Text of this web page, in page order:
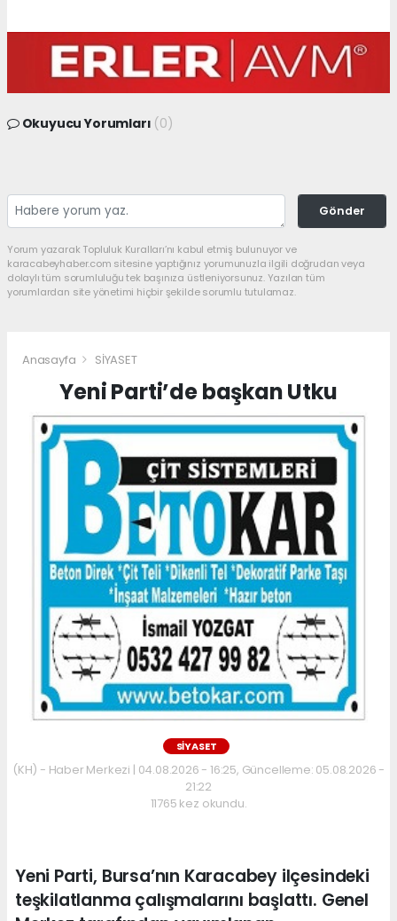
Okuyucu Yorumları (0)
Gönder
Yorum yazarak Topluluk Kuralları’nı kabul etmiş bulunuyor ve
karacabeyhaber.com sitesine yaptığınız yorumunuzla ilgili doğrudan veya
dolaylı tüm sorumluluğu tek başınıza üstleniyorsunuz. Yazılan tüm
yorumlardan site yönetimi hiçbir şekilde sorumlu tutulamaz.
Anasayfa SİYASET
Yeni Parti’de başkan Utku
SİYASET
(KH) - Haber Merkezi | 04.08.2026 - 16:25, Güncelleme: 05.08.2026 -
21:22
11765 kez okundu.
Yeni Parti, Bursa’nın Karacabey ilçesindeki
teşkilatlanma çalışmalarını başlattı. Genel